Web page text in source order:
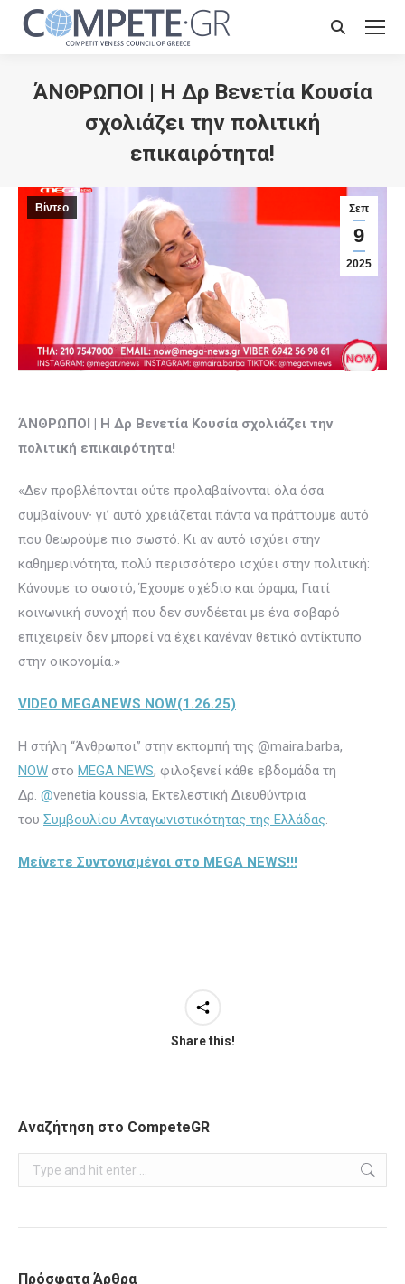
Search:
ΆΝΘΡΩΠΟΙ | Η Δρ Βενετία Κουσία
σχολιάζει την πολιτική
επικαιρότητα!
Σεπ
9
2025
Βίντεο
ΆΝΘΡΩΠΟΙ | Η Δρ Βενετία Κουσία σχολιάζει την
πολιτική επικαιρότητα!
«Δεν προβλέπονται ούτε προλαβαίνονται όλα όσα
συμβαίνουν∙ γι’ αυτό χρειάζεται πάντα να πράττουμε αυτό
που θεωρούμε πιο σωστό. Κι αν αυτό ισχύει στην
καθημερινότητα, πολύ περισσότερο ισχύει στην πολιτική:
Κάνουμε το σωστό; Έχουμε σχέδιο και όραμα; Γιατί
κοινωνική συνοχή που δεν συνδέεται με ένα σοβαρό
επιχειρείν δεν μπορεί να έχει κανέναν θετικό αντίκτυπο
στην οικονομία.»
VIDEO MEGANEWS NOW(1.26.25)
Η στήλη “Άνθρωποι” στην εκπομπή της @maira.barba,
NOW στο MEGA NEWS, φιλοξενεί κάθε εβδομάδα τη
Δρ. @venetia koussia, Εκτελεστική Διευθύντρια
του Συμβουλίου Ανταγωνιστικότητας της Ελλάδας.
Μείνετε Συντονισμένοι στο MEGA NEWS!!!
Share this!
Αναζήτηση στο CompeteGR
Search:
Πρόσφατα Άρθρα